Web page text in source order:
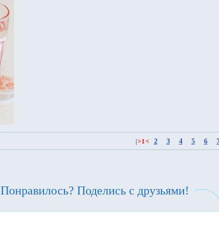
>1< 2 3 4 5 6
Понравилось? Поделись с друзьями!